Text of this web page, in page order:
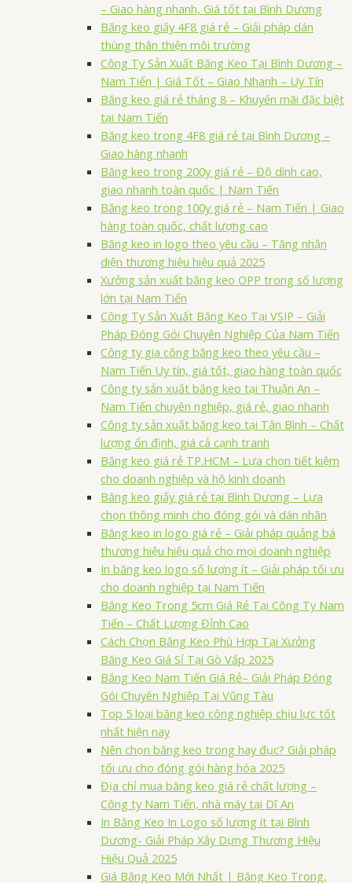
– Giao hàng nhanh, Giá tốt tại Bình Dương
Băng keo giấy 4F8 giá rẻ – Giải pháp dán
thùng thân thiện môi trường
Công Ty Sản Xuất Băng Keo Tại Bình Dương –
Nam Tiến | Giá Tốt – Giao Nhanh – Uy Tín
Băng keo giá rẻ tháng 8 – Khuyến mãi đặc biệt
tại Nam Tiến
Băng keo trong 4F8 giá rẻ tại Bình Dương –
Giao hàng nhanh
Băng keo trong 200y giá rẻ – Độ dính cao,
giao nhanh toàn quốc | Nam Tiến
Băng keo trong 100y giá rẻ – Nam Tiến | Giao
hàng toàn quốc, chất lượng cao
Băng keo in logo theo yêu cầu – Tăng nhận
diện thương hiệu hiệu quả 2025
Xưởng sản xuất băng keo OPP trong số lượng
lớn tại Nam Tiến
Công Ty Sản Xuất Băng Keo Tại VSIP – Giải
Pháp Đóng Gói Chuyên Nghiệp Của Nam Tiến
Công ty gia công băng keo theo yêu cầu –
Nam Tiến Uy tín, giá tốt, giao hàng toàn quốc
Công ty sản xuất băng keo tại Thuận An –
Nam Tiến chuyên nghiệp, giá rẻ, giao nhanh
Công ty sản xuất băng keo tại Tân Bình – Chất
lượng ổn định, giá cả cạnh tranh
Băng keo giá rẻ TP.HCM – Lựa chọn tiết kiệm
cho doanh nghiệp và hộ kinh doanh
Băng keo giấy giá rẻ tại Bình Dương – Lựa
chọn thông minh cho đóng gói và dán nhãn
Băng keo in logo giá rẻ – Giải pháp quảng bá
thương hiệu hiệu quả cho mọi doanh nghiệp
In băng keo logo số lượng ít – Giải pháp tối ưu
cho doanh nghiệp tại Nam Tiến
Băng Keo Trong 5cm Giá Rẻ Tại Công Ty Nam
Tiến – Chất Lượng Đỉnh Cao
Cách Chọn Băng Keo Phù Hợp Tại Xưởng
Băng Keo Giá Sỉ Tại Gò Vấp 2025
Băng Keo Nam Tiến Giá Rẻ– Giải Pháp Đóng
Gói Chuyên Nghiệp Tại Vũng Tàu
Top 5 loại băng keo công nghiệp chịu lực tốt
nhất hiện nay
Nên chọn băng keo trong hay đục? Giải pháp
tối ưu cho đóng gói hàng hóa 2025
Địa chỉ mua băng keo giá rẻ chất lượng –
Công ty Nam Tiến, nhà máy tại Dĩ An
In Băng Keo In Logo số lượng ít tại Bình
Dương- Giải Pháp Xây Dựng Thương Hiệu
Hiệu Quả 2025
Giá Băng Keo Mới Nhất | Băng Keo Trong,